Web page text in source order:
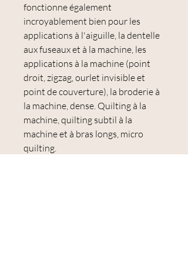
fonctionne également
incroyablement bien pour les
applications à l'aiguille, la dentelle
aux fuseaux et à la machine, les
applications à la machine (point
droit, zigzag, ourlet invisible et
point de couverture), la broderie à
la machine, dense. Quilting à la
machine, quilting subtil à la
machine et à bras longs, micro
quilting.